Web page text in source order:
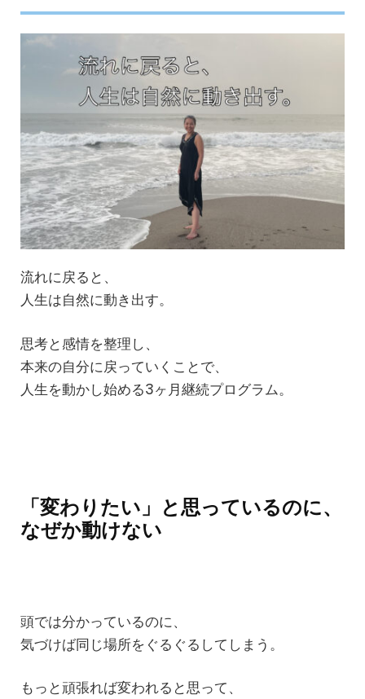
流れに戻ると、
人生は自然に動き出す。
思考と感情を整理し、
本来の自分に戻っていくことで、
人生を動かし始める3ヶ月継続プログラム。
「変わりたい」と思っているのに、
なぜか動けない
頭では分かっているのに、
気づけば同じ場所をぐるぐるしてしまう。
もっと頑張れば変われると思って、